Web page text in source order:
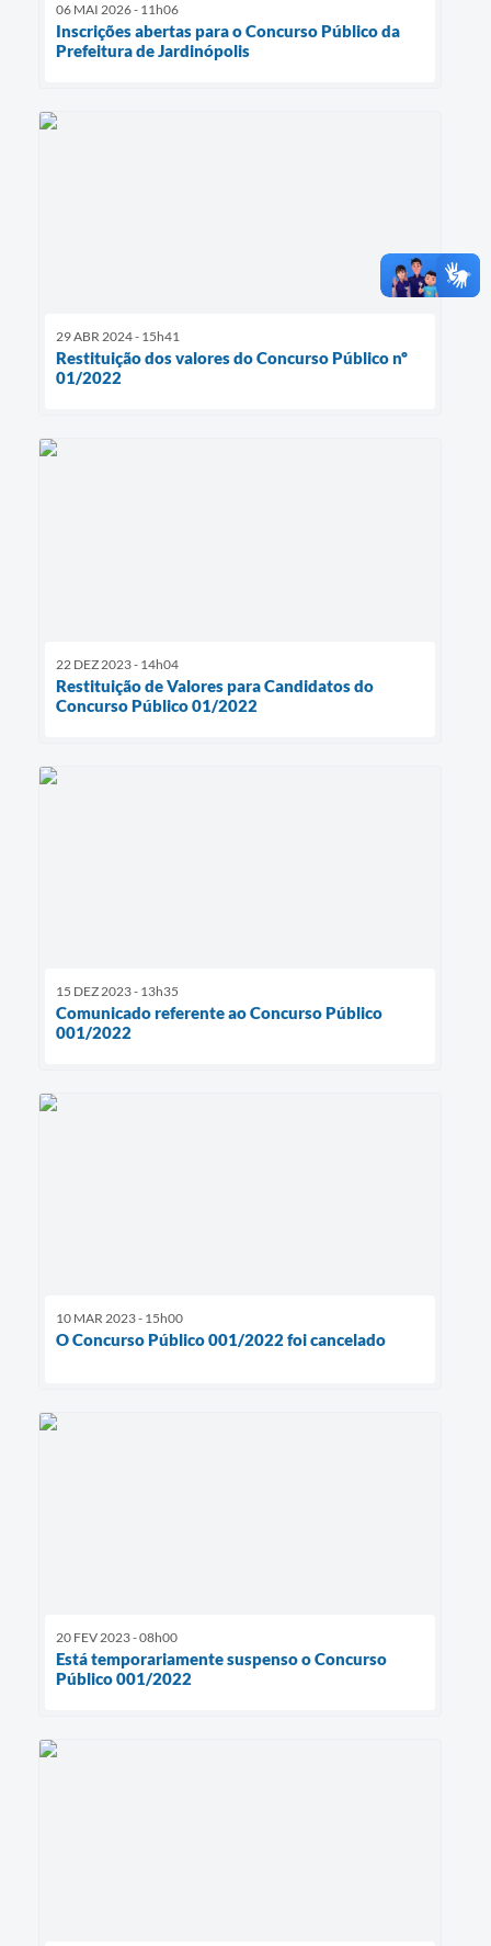
06 MAI 2026 - 11h06
Inscrições abertas para o Concurso Público da
Prefeitura de Jardinópolis
29 ABR 2024 - 15h41
Restituição dos valores do Concurso Público nº
01/2022
22 DEZ 2023 - 14h04
Restituição de Valores para Candidatos do
Concurso Público 01/2022
15 DEZ 2023 - 13h35
Comunicado referente ao Concurso Público
001/2022
10 MAR 2023 - 15h00
O Concurso Público 001/2022 foi cancelado
20 FEV 2023 - 08h00
Está temporariamente suspenso o Concurso
Público 001/2022